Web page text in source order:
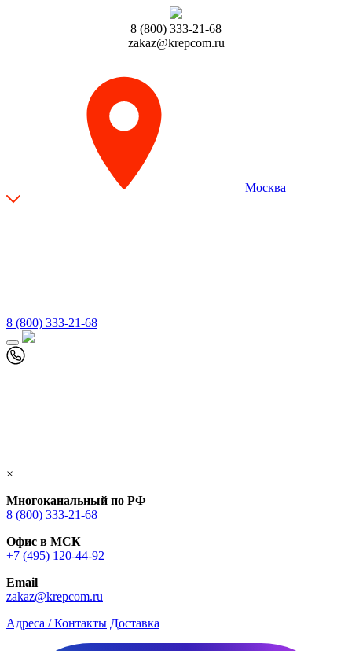
8 (800) 333-21-68
zakaz@krepcom.ru
Москва
8 (800) 333-21-68
×
Многоканальный по РФ
8 (800) 333‑21-68
Офис в МСК
+7 (495) 120-44-92
Email
zakaz@krepcom.ru
Адреса / Контакты Доставка